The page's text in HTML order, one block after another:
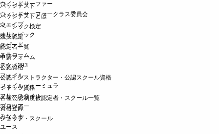
バッジテスト
バッジテストとは
ベーシック検定
競技認定
認定者一覧
申請フォーム
公認資格
公認インストラクター・公認スクール資格
ジャッジ資格
各種公認制度被認定者・スクール一覧
資格登録
ショップ・スクール
ウインドサーファー
ウィンドサーファークラス委員会
ウェイブ
オリンピック
スピード
スラローム
テクノ293
フォイル
フォイルフォーミュラ
フリースタイル
プロツアー
みなさま
ユース